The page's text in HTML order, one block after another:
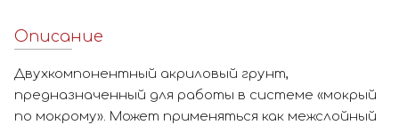
Описание
Двухкомпонентный акриловый грунт,
предназначенный для работы в системе «мокрый
по мокрому». Может применяться как межслойный